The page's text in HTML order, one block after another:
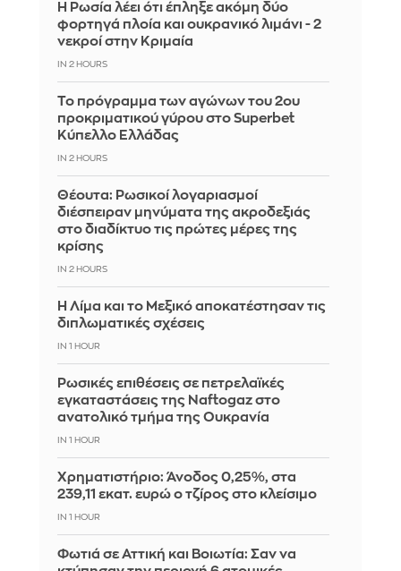
Η Ρωσία λέει ότι έπληξε ακόμη δύο
φορτηγά πλοία και ουκρανικό λιμάνι - 2
νεκροί στην Κριμαία
IN 2 HOURS
Το πρόγραμμα των αγώνων του 2ου
προκριματικού γύρου στο Superbet
Κύπελλο Ελλάδας
IN 2 HOURS
Θέουτα: Ρωσικοί λογαριασμοί
διέσπειραν μηνύματα της ακροδεξιάς
στο διαδίκτυο τις πρώτες μέρες της
κρίσης
IN 2 HOURS
Η Λίμα και το Μεξικό αποκατέστησαν τις
διπλωματικές σχέσεις
IN 1 HOUR
Ρωσικές επιθέσεις σε πετρελαϊκές
εγκαταστάσεις της Naftogaz στο
ανατολικό τμήμα της Ουκρανία
IN 1 HOUR
Χρηματιστήριο: Άνοδος 0,25%, στα
239,11 εκατ. ευρώ ο τζίρος στο κλείσιμο
IN 1 HOUR
Φωτιά σε Αττική και Βοιωτία: Σαν να